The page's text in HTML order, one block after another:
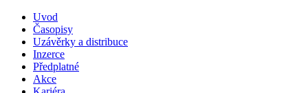
Uvod
Časopisy
Uzávěrky a distribuce
Inzerce
Předplatné
Akce